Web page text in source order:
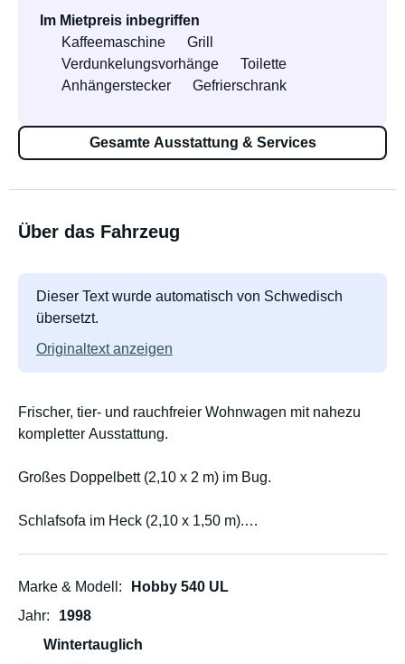
Im Mietpreis inbegriffen
Kaffeemaschine
Grill
Verdunkelungsvorhänge
Toilette
Anhängerstecker
Gefrierschrank
Gesamte Ausstattung & Services
Über das Fahrzeug
Dieser Text wurde automatisch von Schwedisch
übersetzt.
Originaltext anzeigen
Frischer, tier- und rauchfreier Wohnwagen mit nahezu
kompletter Ausstattung.
Großes Doppelbett (2,10 x 2 m) im Bug.
Schlafsofa im Heck (2,10 x 1,50 m).
Kühlschrank mit Gefrierfach.
Toilette.
Grill.
Marke & Modell
Hobby 540 UL
Jahr
1998
Wintertauglich